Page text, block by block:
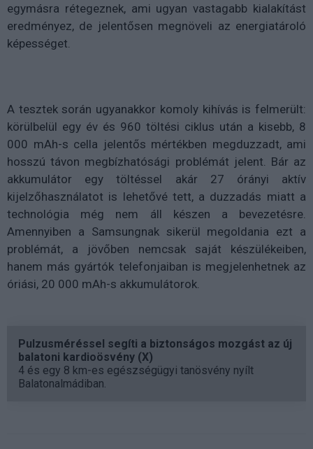
egymásra rétegeznek, ami ugyan vastagabb kialakítást
eredményez, de jelentősen megnöveli az energiatároló
képességet.
A tesztek során ugyanakkor komoly kihívás is felmerült:
körülbelül egy év és 960 töltési ciklus után a kisebb, 8
000 mAh-s cella jelentős mértékben megduzzadt, ami
hosszú távon megbízhatósági problémát jelent. Bár az
akkumulátor egy töltéssel akár 27 órányi aktív
kijelzőhasználatot is lehetővé tett, a duzzadás miatt a
technológia még nem áll készen a bevezetésre.
Amennyiben a Samsungnak sikerül megoldania ezt a
problémát, a jövőben nemcsak saját készülékeiben,
hanem más gyártók telefonjaiban is megjelenhetnek az
óriási, 20 000 mAh-s akkumulátorok.
Pulzusméréssel segíti a biztonságos mozgást az új
balatoni kardioösvény (X)
4 és egy 8 km-es egészségügyi tanösvény nyílt
Balatonalmádiban.